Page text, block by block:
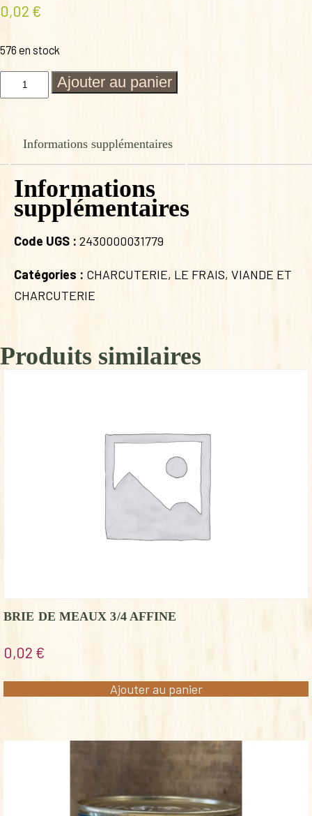
0,02 €
576 en stock
quantité
GRILLER
LA
Ajouter au panier
Informations supplémentaires
Informations
supplémentaires
Code UGS : 2430000031779
Catégories : CHARCUTERIE, LE FRAIS, VIANDE ET
CHARCUTERIE
Produits similaires
BRIE DE MEAUX 3/4 AFFINE
0,02 €
Ajouter au panier